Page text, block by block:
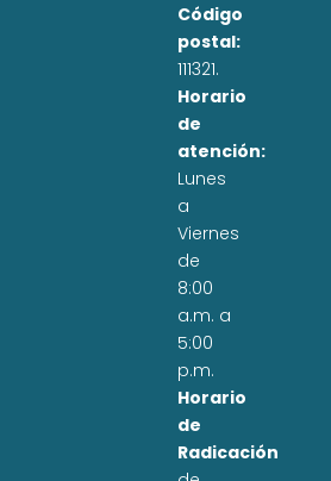
Código
postal:
111321.
Horario
de
atención:
Lunes
a
Viernes
de
8:00
a.m. a
5:00
p.m.
Horario
de
Radicación